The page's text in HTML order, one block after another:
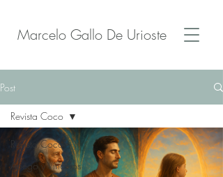
Marcelo Gallo De Urioste
Post
Revista Coco
Apego y Vínculos
Revista Coco